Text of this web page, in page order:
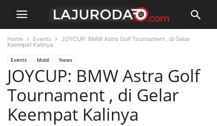
Home Events
JOYCUP: BMW Astra Golf Tournament , di Gelar
Keempat Kalinya
Events Mobil News
JOYCUP: BMW Astra Golf
Tournament , di Gelar
Keempat Kalinya